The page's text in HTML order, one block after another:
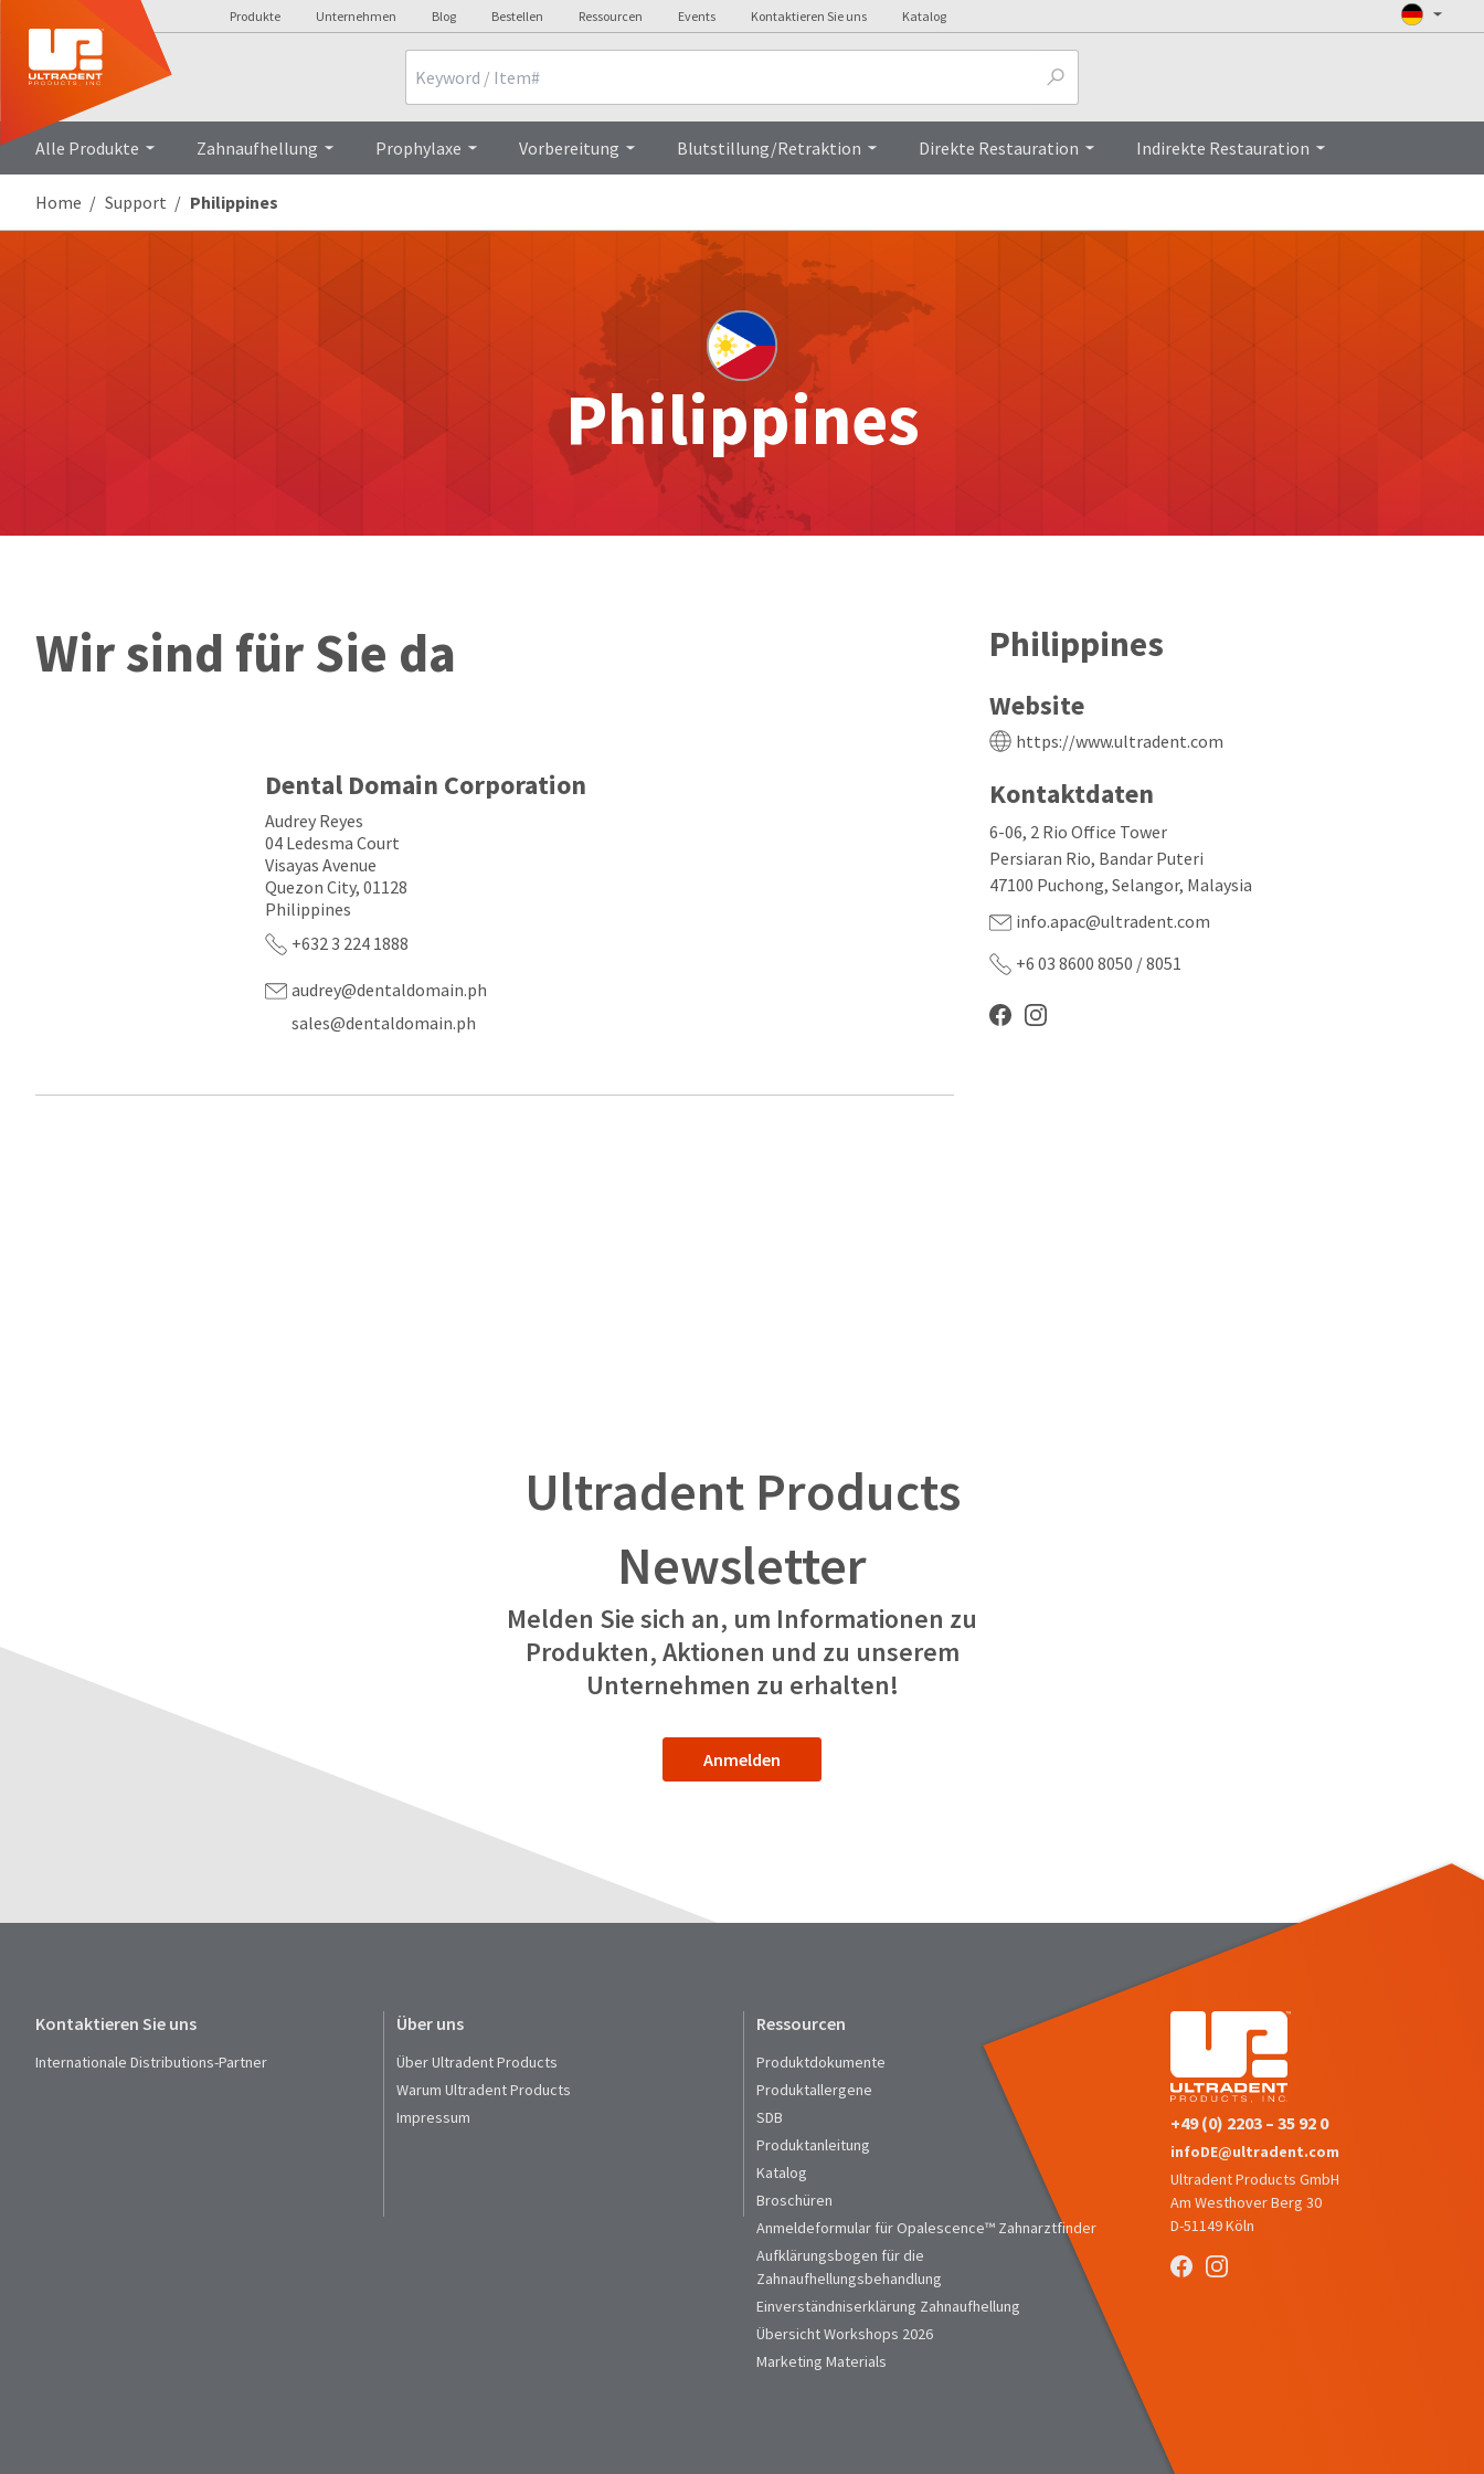
Produkte Unternehmen Blog Bestellen Ressourcen Events Kontaktieren Sie uns Katalog
Alle Produkte Zahnaufhellung Prophylaxe Vorbereitung Blutstillung/Retraktion Direkte Restauration Indirekte Restauration
Home Support Philippines
Philippines
Philippines
Website
https://www.ultradent.com
Kontaktdaten
6-06, 2 Rio Office Tower
Persiaran Rio, Bandar Puteri
47100 Puchong, Selangor, Malaysia
info.apac@ultradent.com
+6 03 8600 8050 / 8051
Wir sind für Sie da
Dental Domain Corporation
Audrey Reyes
04 Ledesma Court
Visayas Avenue
Quezon City, 01128
Philippines
+632 3 224 1888
audrey@dentaldomain.ph
sales@dentaldomain.ph
Ultradent Products
Newsletter
Melden Sie sich an, um Informationen zu
Produkten, Aktionen und zu unserem
Unternehmen zu erhalten!
Anmelden
Kontaktieren Sie uns
Internationale Distributions-Partner
Über uns
Über Ultradent Products
Warum Ultradent Products
Impressum
Ressourcen
Produktdokumente
Produktallergene
SDB
Produktanleitung
Katalog
Broschüren
Anmeldeformular für Opalescence™ Zahnarztfinder
Aufklärungsbogen für die
Zahnaufhellungsbehandlung
Einverständniserklärung Zahnaufhellung
Übersicht Workshops 2026
Marketing Materials
+49 (0) 2203 – 35 92 0
infoDE@ultradent.com
Ultradent Products GmbH
Am Westhover Berg 30
D-51149 Köln